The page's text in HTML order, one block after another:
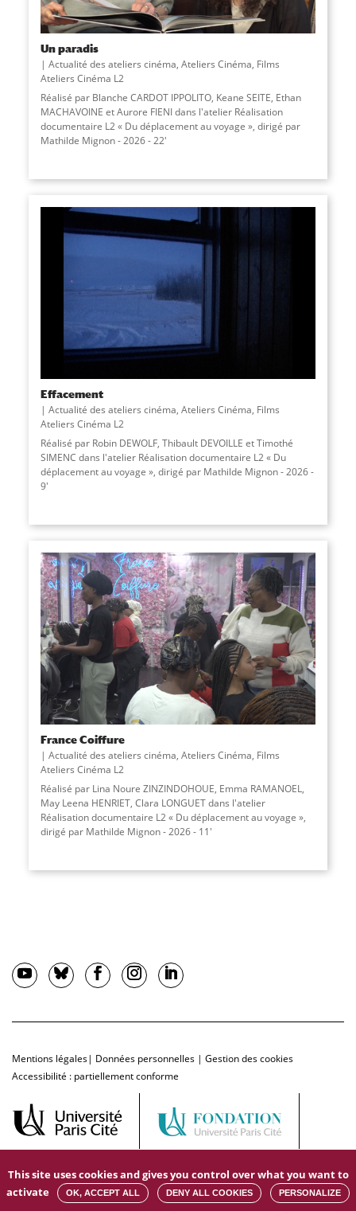
Un paradis
Actualité des ateliers cinéma, Ateliers Cinéma, Films
Ateliers Cinéma L2
Réalisé par Blanche CARDOT IPPOLITO, Keane SEITE, Ethan
MACHAVOINE et Aurore FIENI dans l'atelier Réalisation
documentaire L2 « Du déplacement au voyage », dirigé par
Mathilde Mignon - 2026 - 22'
Effacement
Actualité des ateliers cinéma, Ateliers Cinéma, Films
Ateliers Cinéma L2
Réalisé par Robin DEWOLF, Thibault DEVOILLE et Timothé
SIMENC dans l'atelier Réalisation documentaire L2 « Du
déplacement au voyage », dirigé par Mathilde Mignon - 2026 -
9'
France Coiffure
Actualité des ateliers cinéma, Ateliers Cinéma, Films
Ateliers Cinéma L2
Réalisé par Lina Noure ZINZINDOHOUE, Emma RAMANOEL,
May Leena HENRIET, Clara LONGUET dans l'atelier
Réalisation documentaire L2 « Du déplacement au voyage »,
dirigé par Mathilde Mignon - 2026 - 11'
Mentions légales| Données personnelles | Gestion des cookies
Accessibilité : partiellement conforme
This site uses cookies and gives you control over what you want to
activate
OK, ACCEPT ALL DENY ALL COOKIES PERSONALIZE